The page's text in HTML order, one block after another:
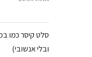
סלט קיסר כמו
ובלי אנשובי)